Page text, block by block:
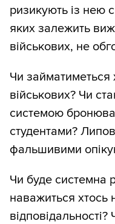
ризикують із нею
яких залежить
військових, не
Чи займатиметься
військових? Чи
системою
студентами?
фальшивими
Чи буде системна
наважиться хтось